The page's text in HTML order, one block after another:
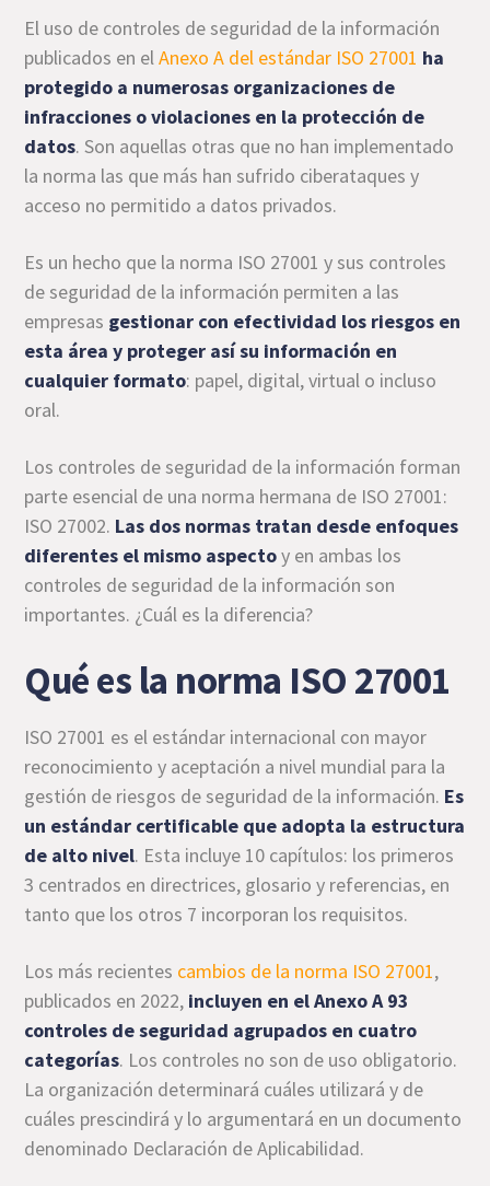
El uso de controles de seguridad de la información
publicados en elAnexo A del estándar ISO 27001 ha
protegido a numerosas organizaciones de
infracciones o violaciones en la protección de
datos. Son aquellas otras que no han implementado
la norma las que más han sufrido ciberataques y
acceso no permitido a datos privados.
Es un hecho que la norma ISO 27001 y sus controles
de seguridad de la información permiten a las
empresas gestionar con efectividad los riesgos en
esta área y proteger así su información en
cualquier formato: papel, digital, virtual o incluso
oral.
Los controles de seguridad de la información forman
parte esencial de una norma hermana de ISO 27001:
ISO 27002. Las dos normas tratan desde enfoques
diferentes el mismo aspectoy en ambas los
controles de seguridad de la información son
importantes. ¿Cuál es la diferencia?
Qué es la norma ISO 27001
ISO 27001 es el estándar internacional con mayor
reconocimiento y aceptación a nivel mundial para la
gestión de riesgos de seguridad de la información. Es
un estándar certificable que adopta la estructura
de alto nivel. Esta incluye 10 capítulos: los primeros
3 centrados en directrices, glosario y referencias, en
tanto que los otros 7 incorporan los requisitos.
Los más recientes cambios de la norma ISO 27001,
publicados en 2022, incluyen en el Anexo A 93
controles de seguridad agrupados en cuatro
categorías. Los controles no son de uso obligatorio.
La organización determinará cuáles utilizará y de
cuáles prescindirá y lo argumentará en un documento
denominado Declaración de Aplicabilidad.